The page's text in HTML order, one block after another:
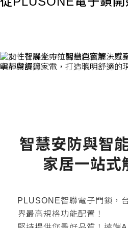
智慧安防與智
家居一站式
PLUSONE智聯電子門鎖，
界最高規格功能配置！